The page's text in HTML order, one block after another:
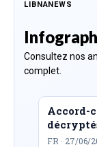
LIBNANEWS
Consultez nos
complet.
Accord-
FR · 27/06/